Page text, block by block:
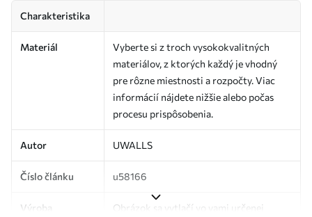
Charakteristika
Materiál
Vyberte si z troch vysokokvalitných
materiálov, z ktorých každý je vhodný
pre rôzne miestnosti a rozpočty. Viac
informácií nájdete nižšie alebo počas
procesu prispôsobenia.
Autor UWALLS
Číslo článku u58166
Výroba
Obrázok sa vytlačí vo vami určenej